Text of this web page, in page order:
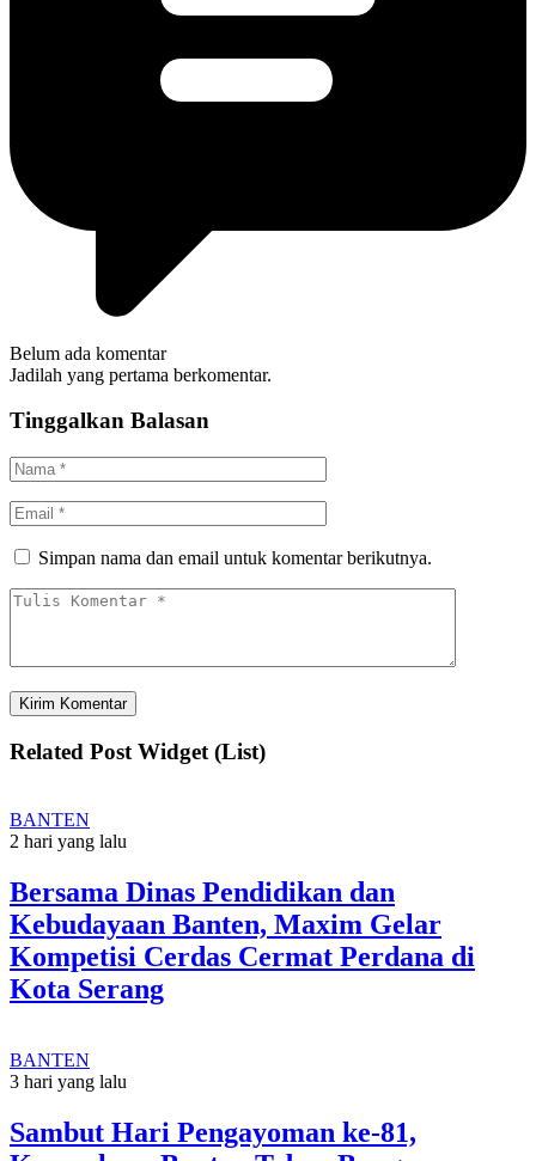
Belum ada komentar
Jadilah yang pertama berkomentar.
Tinggalkan Balasan
Simpan nama dan email untuk komentar berikutnya.
Related Post Widget (List)
BANTEN
2 hari yang lalu
Bersama Dinas Pendidikan dan
Kebudayaan Banten, Maxim Gelar
Kompetisi Cerdas Cermat Perdana di
Kota Serang
BANTEN
3 hari yang lalu
Sambut Hari Pengayoman ke-81,